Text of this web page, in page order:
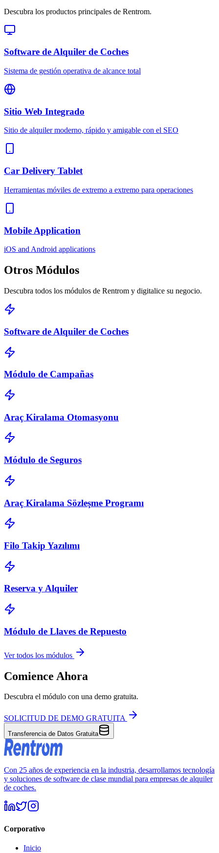
Descubra los productos principales de Rentrom.
Software de Alquiler de Coches
Sistema de gestión operativa de alcance total
Sitio Web Integrado
Sitio de alquiler moderno, rápido y amigable con el SEO
Car Delivery Tablet
Herramientas móviles de extremo a extremo para operaciones
Mobile Application
iOS and Android applications
Otros Módulos
Descubra todos los módulos de Rentrom y digitalice su negocio.
Software de Alquiler de Coches
Módulo de Campañas
Araç Kiralama Otomasyonu
Módulo de Seguros
Araç Kiralama Sözleşme Programı
Filo Takip Yazılımı
Reserva y Alquiler
Módulo de Llaves de Repuesto
Ver todos los módulos
Comience Ahora
Descubra el módulo con una demo gratuita.
SOLICITUD DE DEMO GRATUITA
Transferencia de Datos Gratuita
Con 25 años de experiencia en la industria, desarrollamos tecnología
y soluciones de software de clase mundial para empresas de alquiler
de coches.
Corporativo
Inicio